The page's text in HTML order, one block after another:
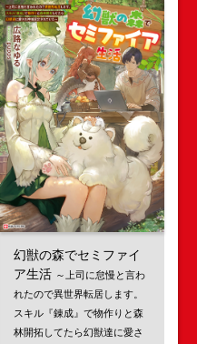
幻獣の森でセミファイ
ア生活 ～上司に怠慢と言わ
れたので異世界転居します。
スキル『錬成』で物作りと森
林開拓してたら幻獣達に愛さ